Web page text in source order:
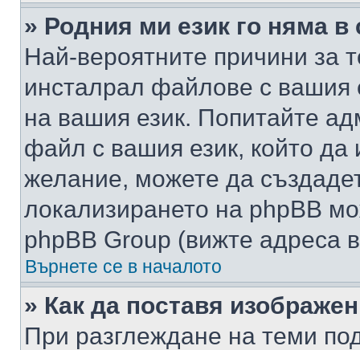
» Родния ми език го няма в
Най-вероятните причини за
инсталрал файлове с вашия
на вашия език. Попитайте
файл с вашия език, който да
желание, можете да
локализирането на phpBB
phpBB Group (вижте адреса
Върнете се в началото
» Как да поставя
При разглеждане на теми